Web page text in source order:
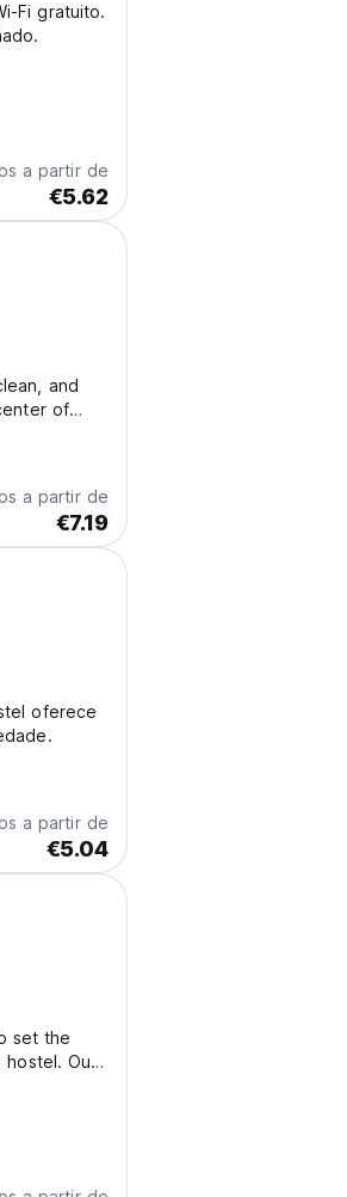
Fi gratuito.
a partir de
€5.62
and
of
a partir de
€7.19
oferece
a partir de
€5.04
set the
hostel. Our
with